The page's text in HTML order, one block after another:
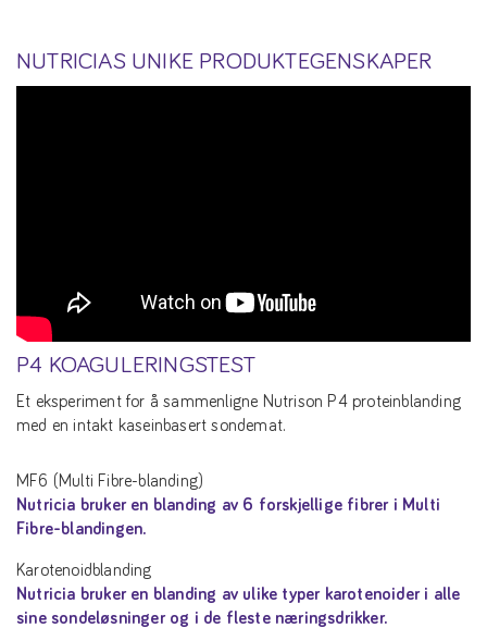
NUTRICIAS UNIKE PRODUKTEGENSKAPER
P4 KOAGULERINGSTEST
Et eksperiment for å sammenligne Nutrison P4 proteinblanding
med en intakt kaseinbasert sondemat.
MF6 (Multi Fibre-blanding)
Nutricia bruker en blanding av 6 forskjellige fibrer i Multi
Fibre-blandingen.
Karotenoidblanding
Nutricia bruker en blanding av ulike typer karotenoider i alle
sine sondeløsninger og i de fleste næringsdrikker.